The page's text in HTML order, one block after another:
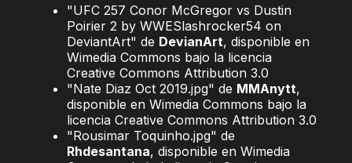
"UFC 257 Conor McGregor vs Dustin
Poirier 2 by WWESlashrocker54 on
DeviantArt" de DevianArt, disponible en
Wimedia Commons bajo la licencia
Creative Commons Attribution 3.0
"Nate Diaz Oct 2019.jpg" de MMAnytt,
disponible en Wimedia Commons bajo la
licencia Creative Commons Attribution 3.0
"Rousimar Toquinho.jpg" de
Rhdesantana, disponible en Wimedia